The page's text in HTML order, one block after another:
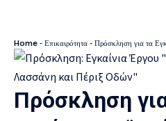
Home - Επικαιρότητα - Πρόσκληση για τα Εγκαίνια
Πρόσκληση